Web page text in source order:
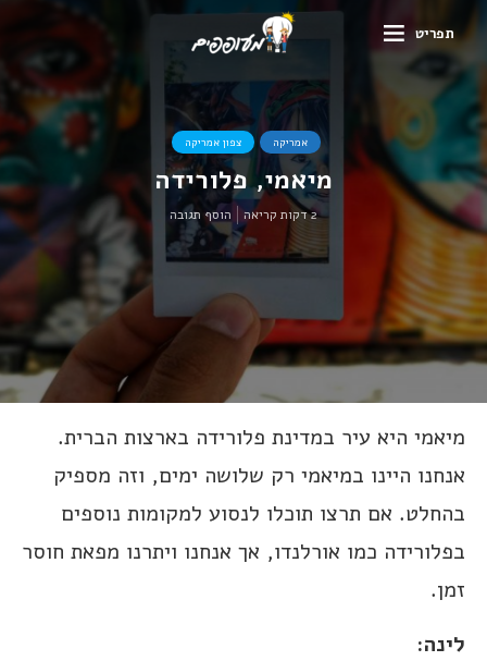
תפריט
אמריקה צפון אמריקה
מיאמי, פלורידה
2 דקות קריאה הוסף תגובה
מיאמי היא עיר במדינת פלורידה בארצות הברית.
אנחנו היינו במיאמי רק שלושה ימים, וזה מספיק
בהחלט. אם תרצו תוכלו לנסוע למקומות נוספים
בפלורידה כמו אורלנדו, אך אנחנו ויתרנו מפאת חוסר
זמן.
לינה: